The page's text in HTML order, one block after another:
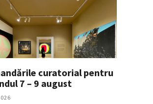
curatorial pentru
7 – 9 august